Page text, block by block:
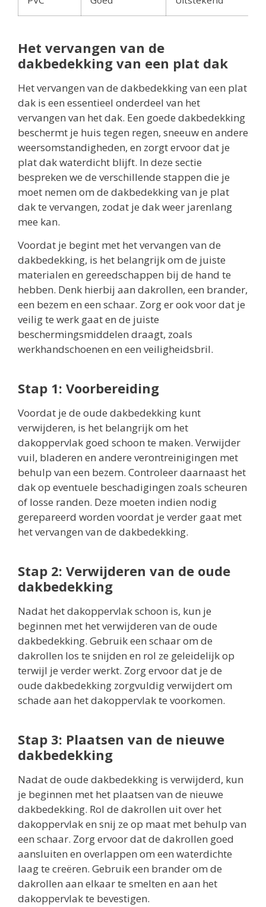
Het vervangen van de
dakbedekking van een plat dak
Het vervangen van de dakbedekking van een plat
dak is een essentieel onderdeel van het
vervangen van het dak. Een goede dakbedekking
beschermt je huis tegen regen, sneeuw en andere
weersomstandigheden, en zorgt ervoor dat je
plat dak waterdicht blijft. In deze sectie
bespreken we de verschillende stappen die je
moet nemen om de dakbedekking van je plat
dak te vervangen, zodat je dak weer jarenlang
mee kan.
Voordat je begint met het vervangen van de
dakbedekking, is het belangrijk om de juiste
materialen en gereedschappen bij de hand te
hebben. Denk hierbij aan dakrollen, een brander,
een bezem en een schaar. Zorg er ook voor dat je
veilig te werk gaat en de juiste
beschermingsmiddelen draagt, zoals
werkhandschoenen en een veiligheidsbril.
Stap 1: Voorbereiding
Voordat je de oude dakbedekking kunt
verwijderen, is het belangrijk om het
dakoppervlak goed schoon te maken. Verwijder
vuil, bladeren en andere verontreinigingen met
behulp van een bezem. Controleer daarnaast het
dak op eventuele beschadigingen zoals scheuren
of losse randen. Deze moeten indien nodig
gerepareerd worden voordat je verder gaat met
het vervangen van de dakbedekking.
Stap 2: Verwijderen van de oude
dakbedekking
Nadat het dakoppervlak schoon is, kun je
beginnen met het verwijderen van de oude
dakbedekking. Gebruik een schaar om de
dakrollen los te snijden en rol ze geleidelijk op
terwijl je verder werkt. Zorg ervoor dat je de
oude dakbedekking zorgvuldig verwijdert om
schade aan het dakoppervlak te voorkomen.
Stap 3: Plaatsen van de nieuwe
dakbedekking
Nadat de oude dakbedekking is verwijderd, kun
je beginnen met het plaatsen van de nieuwe
dakbedekking. Rol de dakrollen uit over het
dakoppervlak en snij ze op maat met behulp van
een schaar. Zorg ervoor dat de dakrollen goed
aansluiten en overlappen om een waterdichte
laag te creëren. Gebruik een brander om de
dakrollen aan elkaar te smelten en aan het
dakoppervlak te bevestigen.